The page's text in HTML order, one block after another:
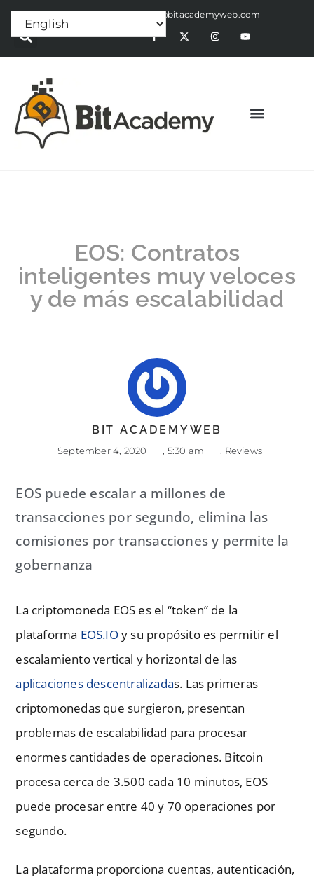
Press Release:alex@bitacademyweb.com
EOS: Contratos
inteligentes muy veloces
y de más escalabilidad
BIT ACADEMYWEB
September 4, 2020 5:30 am Reviews
EOS puede escalar a millones de
transacciones por segundo, elimina las
comisiones por transacciones y permite la
gobernanza
La criptomoneda EOS es el “token” de la
plataforma EOS.IOy su propósito es permitir el
escalamiento vertical y horizontal de las
aplicaciones descentralizadas. Las primeras
criptomonedas que surgieron, presentan
problemas de escalabilidad para procesar
enormes cantidades de operaciones. Bitcoin
procesa cerca de 3.500 cada 10 minutos, EOS
puede procesar entre 40 y 70 operaciones por
segundo.
La plataforma proporciona cuentas, autenticación,